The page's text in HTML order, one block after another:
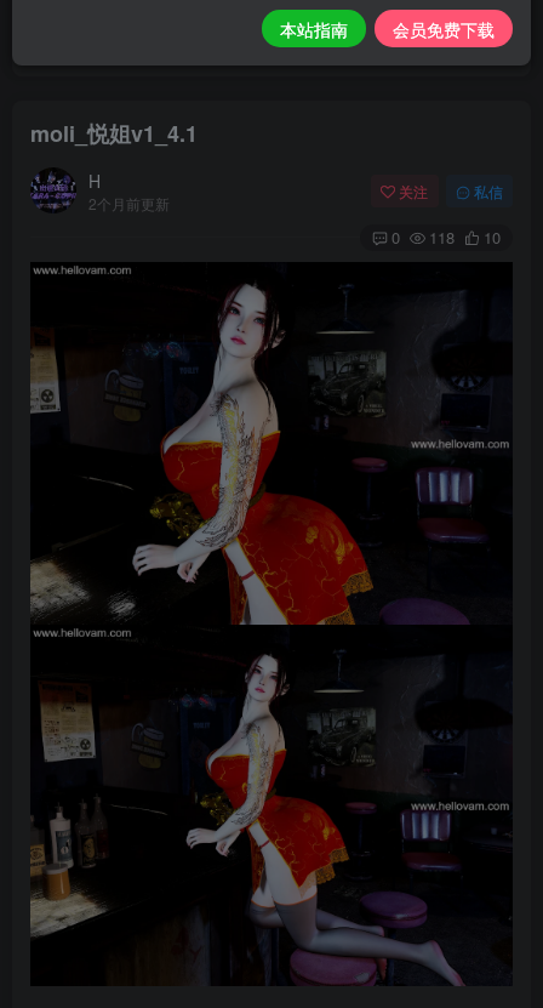
3.有任何问题请联系客服或评论留言。
moli_悦姐v1_4.1
H
2个月前更新
关注 私信
0 118 10
本站指南 会员免费下载